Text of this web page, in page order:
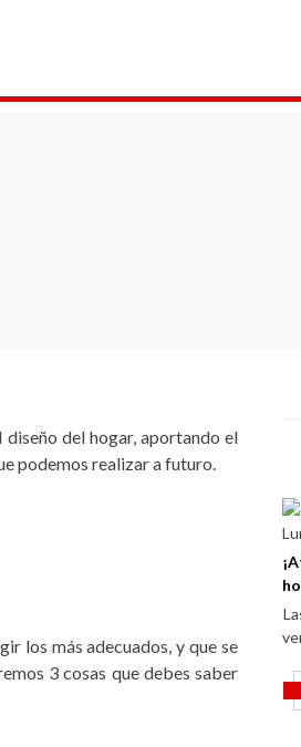
del hogar, aportando el
podemos realizar a futuro.
los más adecuados, y que se
3 cosas que debes saber